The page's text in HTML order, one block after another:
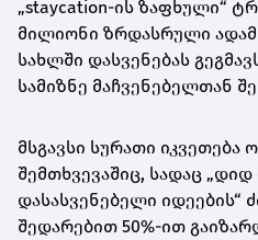
„staycation-ის ზაფხული“
მილიონი ზრდასრული
სახლში დასვენებას
სამიზნე მაჩვენებელთან
მსგავსი სურათი იკვეთება
შემთხვევაშიც, სადაც
დასასვენებელი იდეების“
შედარებით 50%-ით